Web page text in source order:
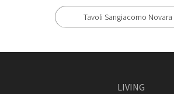
Tavoli Sangiacomo Novara
LIVING